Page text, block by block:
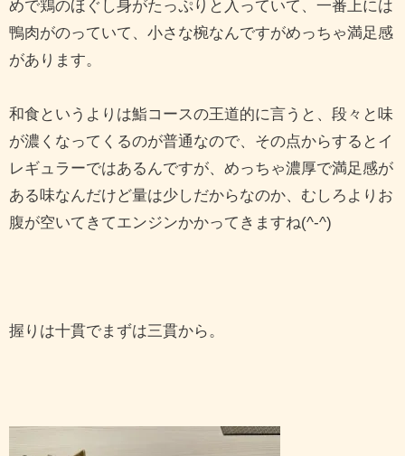
めで鶏のほぐし身がたっぷりと入っていて、一番上には
鴨肉がのっていて、小さな椀なんですがめっちゃ満足感
があります。
和食というよりは鮨コースの王道的に言うと、段々と味
が濃くなってくるのが普通なので、その点からするとイ
レギュラーではあるんですが、めっちゃ濃厚で満足感が
ある味なんだけど量は少しだからなのか、むしろよりお
腹が空いてきてエンジンかかってきますね(^-^)
握りは十貫でまずは三貫から。